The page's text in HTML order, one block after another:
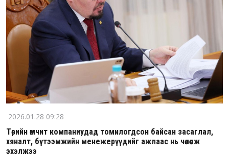
2026.01.28 09:28
Төрийн өмчит компаниудад томилогдсон байсан засаглал,
хяналт, бүтээмжийн менежерүүдийг ажлаас нь чөлөөлж
эхэлжээ